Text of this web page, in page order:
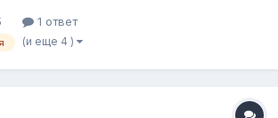
в аренду под офисы. ИП со своей стороны
участок, ТОО - полностью
1 ответ
(и еще 4 )